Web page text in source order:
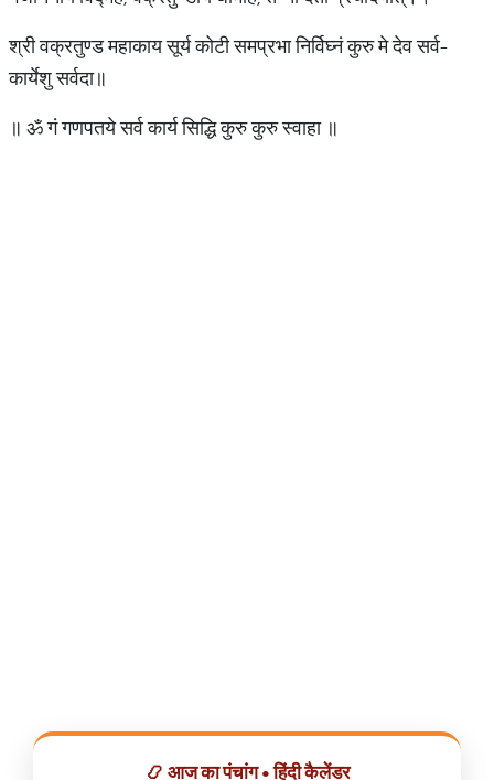
श्री वक्रतुण्ड महाकाय सूर्य कोटी समप्रभा निर्विघ्नं कुरु मे देव सर्व-
कार्येशु सर्वदा॥
॥ ॐ गं गणपतये सर्व कार्य सिद्धि कुरु कुरु स्वाहा ॥
📿 आज का पंचांग • हिंदी कैलेंडर